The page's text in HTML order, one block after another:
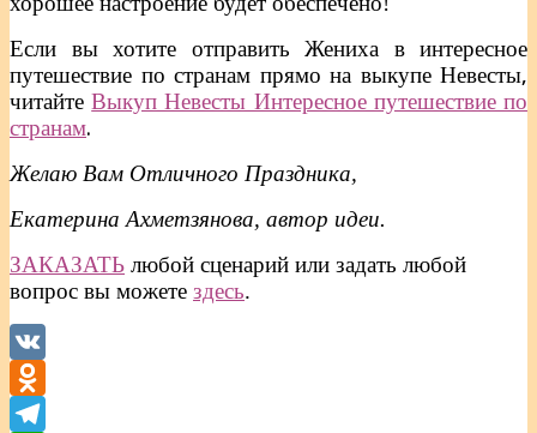
Если вы хотите отправить Жениха в интересное
путешествие по странам прямо на выкупе Невесты,
читайтеВыкуп Невесты Интересное путешествие по
странам.
Желаю Вам Отличного Праздника,
Екатерина Ахметзянова, автор идеи.
ЗАКАЗАТЬ любой сценарий или задать любой
вопрос вы можете здесь.
VK
Odnoklassniki